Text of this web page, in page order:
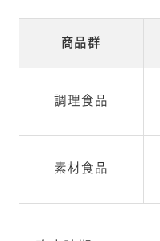
商品群
調理食品
素材食品